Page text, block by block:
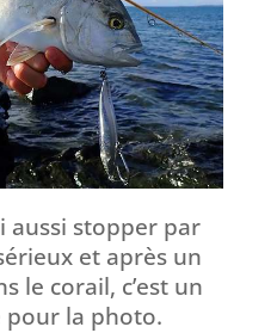
aussi stopper par
et après un
le corail, c’est un
la photo.